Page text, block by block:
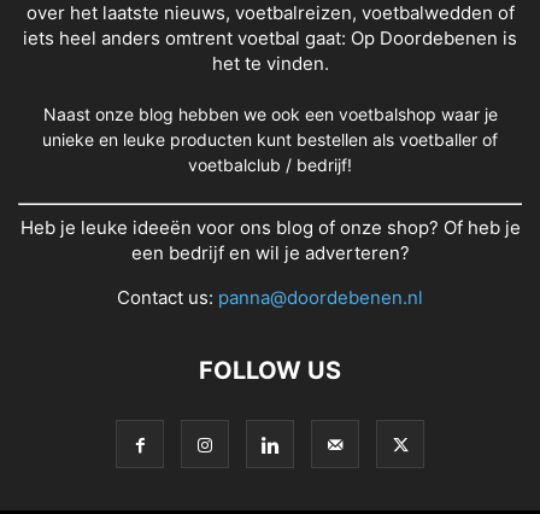
over het laatste nieuws, voetbalreizen, voetbalwedden of
iets heel anders omtrent voetbal gaat: Op Doordebenen is
het te vinden.
Naast onze blog hebben we ook een voetbalshop waar je
unieke en leuke producten kunt bestellen als voetballer of
voetbalclub / bedrijf!
Heb je leuke ideeën voor ons blog of onze shop? Of heb je
een bedrijf en wil je adverteren?
Contact us: panna@doordebenen.nl
FOLLOW US